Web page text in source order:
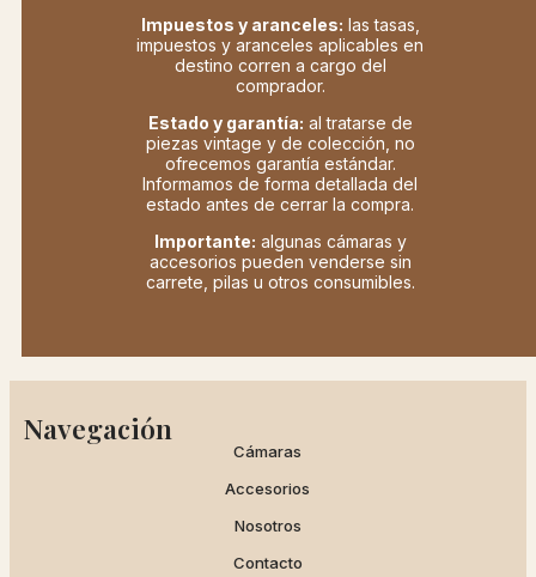
Impuestos y aranceles: las tasas,
impuestos y aranceles aplicables en
destino corren a cargo del
comprador.
Estado y garantía: al tratarse de
piezas vintage y de colección, no
ofrecemos garantía estándar.
Informamos de forma detallada del
estado antes de cerrar la compra.
Importante: algunas cámaras y
accesorios pueden venderse sin
carrete, pilas u otros consumibles.
Navegación
Cámaras
Accesorios
Nosotros
Contacto